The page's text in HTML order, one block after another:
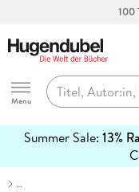
100
Hugendubel
Menu
Summer Sale: 13%
erfahren
…